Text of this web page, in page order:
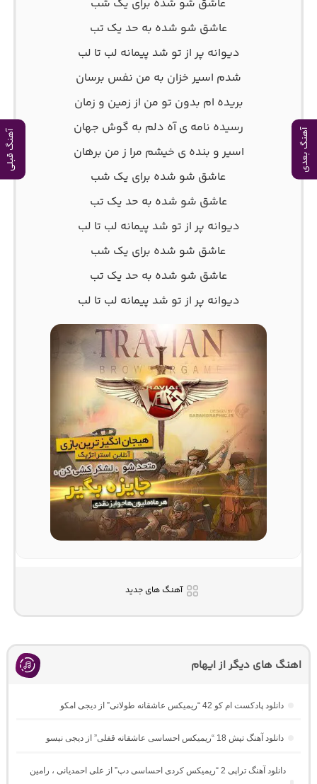
آهنگ بعدی آهنگ قبلی
عاشق شو شده برای یک شب
عاشق شو شده به حد یک تب
دیوانه پر از تو شد پیمانه لب تا لب
شدم اسیر خزان به من نفس برسان
بریده ام بدون تو من از زمین و زمان
رسیده نامه ی آه دلم به گوش جهان
اسیر و بنده ی خیشم مرا ز من برهان
عاشق شو شده برای یک شب
عاشق شو شده به حد یک تب
دیوانه پر از تو شد پیمانه لب تا لب
عاشق شو شده برای یک شب
عاشق شو شده به حد یک تب
دیوانه پر از تو شد پیمانه لب تا لب
آهنگ های جدید
اهنگ های دیگر از ایهام
دانلود پادکست ام کو 42 “ریمیکس عاشقانه طولانی” از دیجی امکو
دانلود آهنگ تپش 18 “ریمیکس احساسی عاشقانه قفلی” از دیجی نیسو
دانلود آهنگ تراپی 2 “ریمیکس کردی احساسی دپ” از علی احمدیانی ، رامین